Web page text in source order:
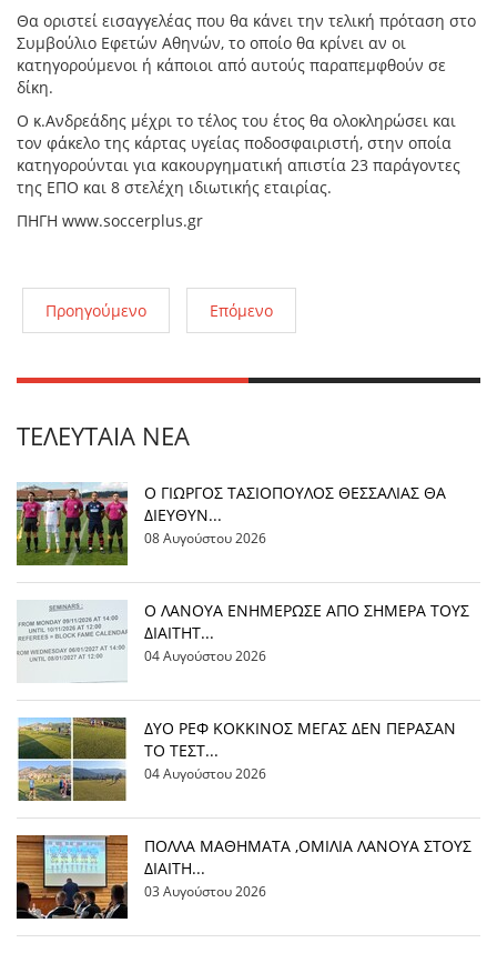
Θα οριστεί εισαγγελέας που θα κάνει την τελική πρόταση στο
Συμβούλιο Εφετών Αθηνών, το οποίο θα κρίνει αν οι
κατηγορούμενοι ή κάποιοι από αυτούς παραπεμφθούν σε
δίκη.
Ο κ.Ανδρεάδης μέχρι το τέλος του έτος θα ολοκληρώσει και
τον φάκελο της κάρτας υγείας ποδοσφαιριστή, στην οποία
κατηγορούνται για κακουργηματική απιστία 23 παράγοντες
της ΕΠΟ και 8 στελέχη ιδιωτικής εταιρίας.
ΠΗΓΗ www.soccerplus.gr
Προηγούμενο Επόμενο
ΤΕΛΕΥΤΑΊΑ ΝΈΑ
Ο ΓΙΩΡΓΟΣ ΤΑΣΙΟΠΟΥΛΟΣ ΘΕΣΣΑΛΙΑΣ ΘΑ
ΔΙΕΥΘΥΝ...
08 Αυγούστου 2026
Ο ΛΑΝΟΥΑ ΕΝΗΜΕΡΩΣΕ ΑΠΟ ΣΗΜΕΡΑ ΤΟΥΣ
ΔΙΑΙΤΗΤ...
04 Αυγούστου 2026
ΔΥΟ ΡΕΦ ΚΟΚΚΙΝΟΣ ΜΕΓΑΣ ΔΕΝ ΠΕΡΑΣΑΝ
ΤΟ ΤΕΣΤ...
04 Αυγούστου 2026
ΠΟΛΛΑ ΜΑΘΗΜΑΤΑ ,ΟΜΙΛΙΑ ΛΑΝΟΥΑ ΣΤΟΥΣ
ΔΙΑΙΤΗ...
03 Αυγούστου 2026